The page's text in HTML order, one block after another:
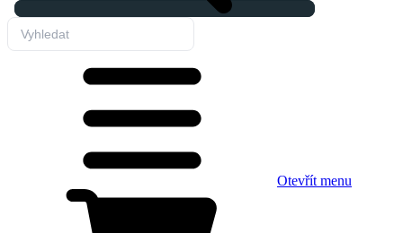
Otevřít menu